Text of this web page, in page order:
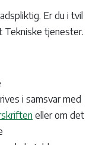
Er du i tvil
Tekniske tjenester.
i samsvar med
eller om det